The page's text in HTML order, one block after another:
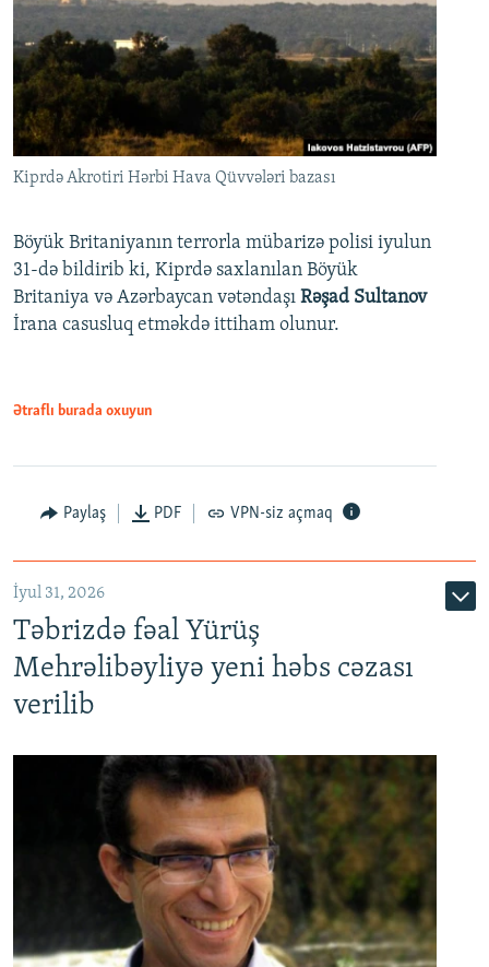
Kiprdə Akrotiri Hərbi Hava Qüvvələri bazası
Böyük Britaniyanın terrorla mübarizə polisi iyulun
31-də bildirib ki, Kiprdə saxlanılan Böyük
Britaniya və Azərbaycan vətəndaşı Rəşad Sultanov
İrana casusluq etməkdə ittiham olunur.
Ətraflı burada oxuyun
Paylaş PDF VPN-siz açmaq
İyul 31, 2026
Təbrizdə fəal Yürüş
Mehrəlibəyliyə yeni həbs cəzası
verilib